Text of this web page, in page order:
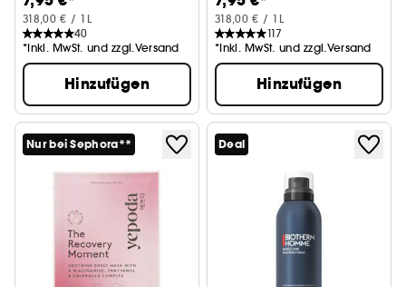
318,00 € / 1L
40
*Inkl. MwSt. und zzgl.Versand
Hinzufügen
318,00 € / 1L
117
*Inkl. MwSt. und zzgl.Versand
Hinzufügen
Nur bei Sephora** Deal